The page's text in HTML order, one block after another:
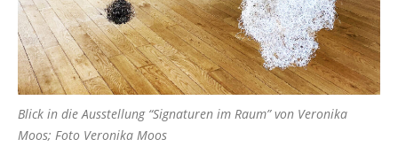
Blick in die Ausstellung “Signaturen im Raum” von Veronika
Moos; Foto Veronika Moos